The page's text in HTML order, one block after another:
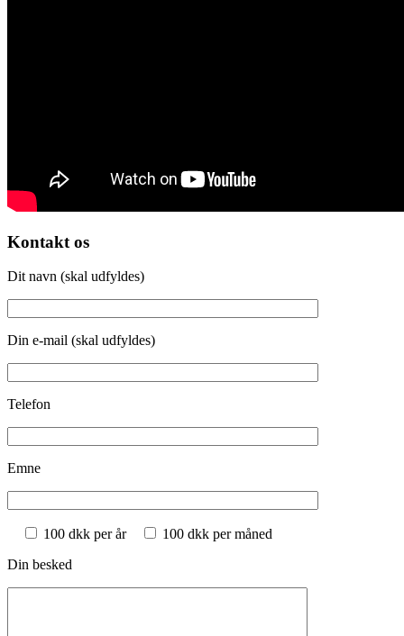
Kontakt os
Dit navn (skal udfyldes)
Din e-mail (skal udfyldes)
Telefon
Emne
100 dkk per år
100 dkk per måned
Din besked